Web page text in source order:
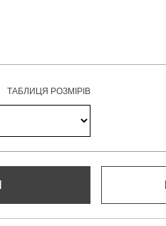
ТАБЛИЦЯ РОЗМІРІВ